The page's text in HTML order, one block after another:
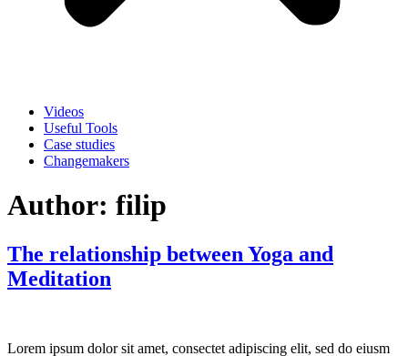
Videos
Useful Tools
Case studies
Changemakers
Author: filip
The relationship between Yoga and
Meditation
Lorem ipsum dolor sit amet, consectet adipiscing elit, sed do eiusm